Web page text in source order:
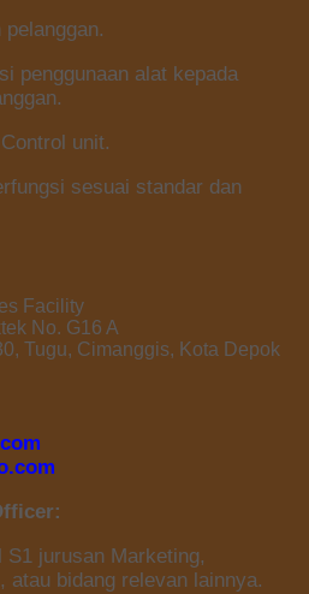
pelanggan.
penggunaan alat kepada
unit.
sesuai standar dan
Facility
No. G16 A
Tugu, Cimanggis, Kota Depok
S1 jurusan Marketing,
atau bidang relevan lainnya.